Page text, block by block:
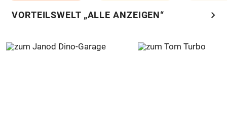
VORTEILSWELT „ALLE ANZEIGEN“ chevron_right